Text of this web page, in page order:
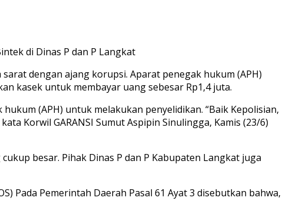
di Dinas P dan P Langkat
dengan ajang korupsi. Aparat penegak hukum (APH)
kasek untuk membayar uang sebesar Rp1,4 juta.
(APH) untuk melakukan penyelidikan. “Baik Kepolisian,
Korwil GARANSI Sumut Aspipin Sinulingga, Kamis (23/6)
besar. Pihak Dinas P dan P Kabupaten Langkat juga
Pada Pemerintah Daerah Pasal 61 Ayat 3 disebutkan bahwa,